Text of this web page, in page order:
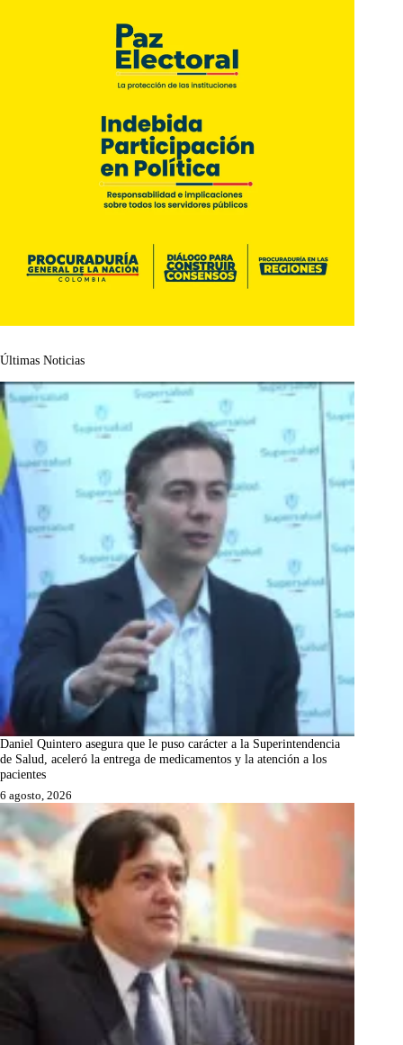
Últimas Noticias
Daniel Quintero asegura que le puso carácter a la Superintendencia
de Salud, aceleró la entrega de medicamentos y la atención a los
pacientes
6 agosto, 2026